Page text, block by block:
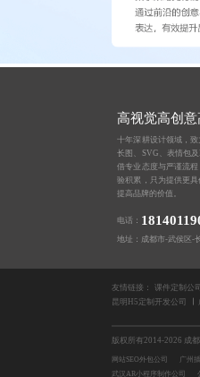
高视觉高创
十年深耕设计领域，
长图、SVG、表情包
借专业态度与严谨流
验积累，只为提供更
提高品牌的价值。
电话：
地址：成都市-武侯区-
友情链接： 课件定制公司
昆明H5定制开发公司
版权所有2014-2026 成
网站SEO外包公司 广州
武汉AR小程序制作公司